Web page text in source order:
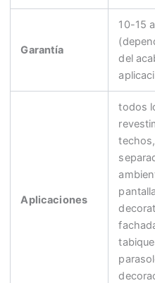
Garantía
10-15
del
Aplicaciones
todos
techos,